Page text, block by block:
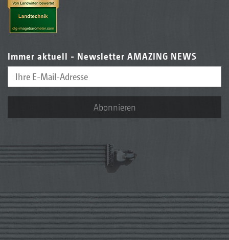
Immer aktuell - Newsletter AMAZING NEWS
Abonnieren